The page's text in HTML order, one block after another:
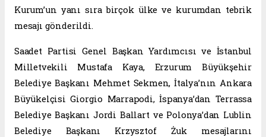
Kurum’un yanı sıra birçok ülke ve kurumdan tebrik
mesajı gönderildi.
Saadet Partisi Genel Başkan Yardımcısı ve İstanbul
Milletvekili Mustafa Kaya, Erzurum Büyükşehir
Belediye Başkanı Mehmet Sekmen, İtalya’nın Ankara
Büyükelçisi Giorgio Marrapodi, İspanya’dan Terrassa
Belediye Başkanı Jordi Ballart ve Polonya’dan Lublin
Belediye Başkanı Krzysztof Żuk mesajlarını